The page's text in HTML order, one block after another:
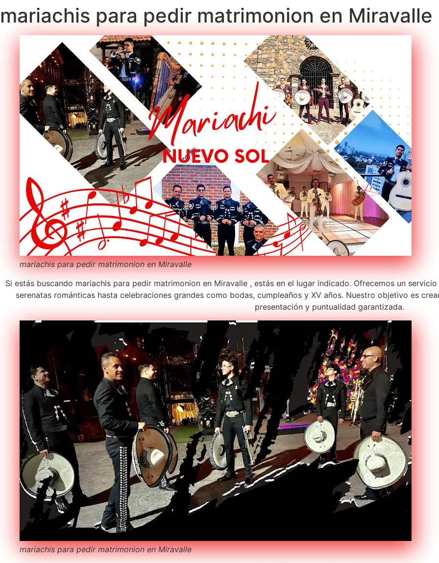
mariachis para pedir matrimonion en Miravalle
mariachis para pedir matrimonion en Miravalle
Si estás buscando mariachis para pedir matrimonion en Miravalle , estás en el lugar indicado. Ofrecemos un
serenatas románticas hasta celebraciones grandes como bodas, cumpleaños y XV años. Nuestro objetivo es
presentación y puntualidad garantizada.
mariachis para pedir matrimonion en Miravalle